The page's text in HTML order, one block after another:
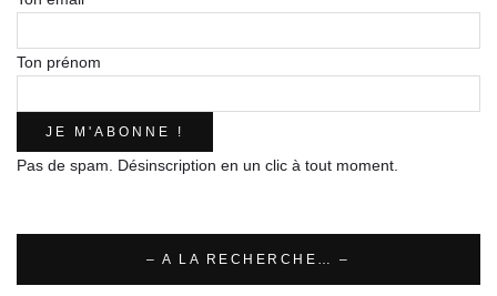
Ton prénom
Pas de spam. Désinscription en un clic à tout moment.
– A LA RECHERCHE… –